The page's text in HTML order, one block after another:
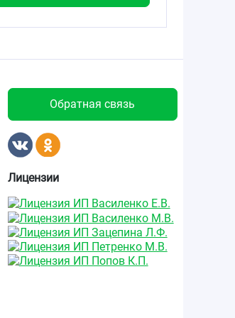
Обратная связь
Лицензии